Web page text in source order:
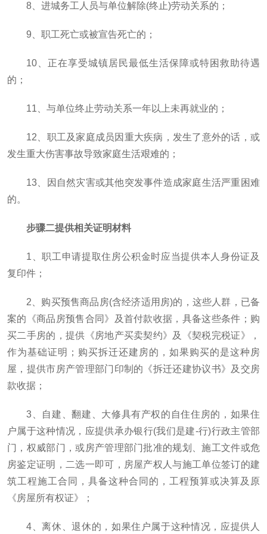
8、进城务工人员与单位解除(终止)劳动关系的；
9、职工死亡或被宣告死亡的；
10、正在享受城镇居民最低生活保障或特困救助待遇
的；
11、与单位终止劳动关系一年以上未再就业的；
12、职工及家庭成员因重大疾病，发生了意外的话，或
发生重大伤害事故导致家庭生活艰难的；
13、因自然灾害或其他突发事件造成家庭生活严重困难
的。
步骤二提供相关证明材料
1、职工申请提取住房公积金时应当提供本人身份证及
复印件；
2、购买预售商品房(含经济适用房)的，这些人群，已备
案的《商品房预售合同》及首付款收据，具备这些条件；购
买二手房的，提供《房地产买卖契约》及《契税完税证》，
作为基础证明；购买拆迁还建房的，如果购买的是这种房
屋，提供市房产管理部门印制的《拆迁还建协议书》及交房
款收据；
3、自建、翻建、大修具有产权的自住住房的，如果住
户属于这种情况，应提供承办银行(我们是建-行)行政主管部
门，权威部门，或房产管理部门批准的规划、施工文件或危
房鉴定证明，二选一即可，房屋产权人与施工单位签订的建
筑工程施工合同，具备这种合同的，工程预算或决算及原
《房屋所有权证》；
4、离休、退休的，如果住户属于这种情况，应提供人